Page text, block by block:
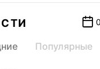
Популярные